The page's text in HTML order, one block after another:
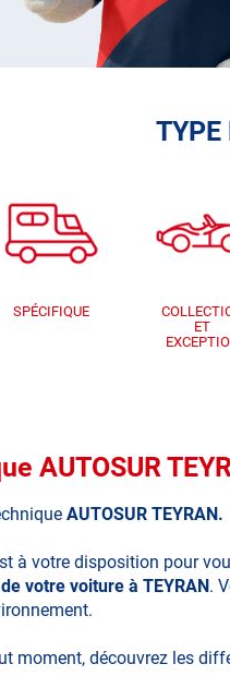
TYPE
SPÉCIFIQUE
ET
AUTOSUR
AUTOSUR TEYRAN.
à votre disposition pour
votre voiture à TEYRAN.
moment, découvrez les